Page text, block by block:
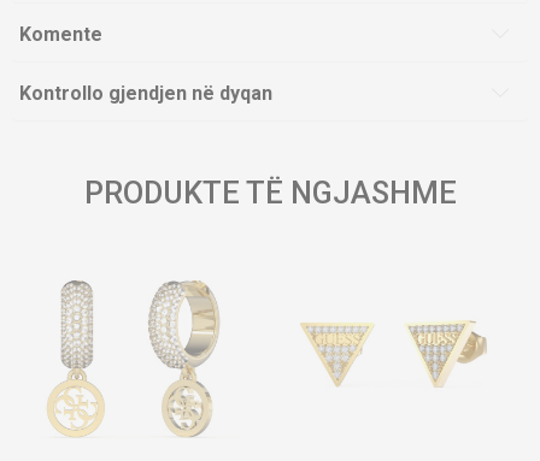
Komente
Kontrollo gjendjen në dyqan
PRODUKTE TË NGJASHME